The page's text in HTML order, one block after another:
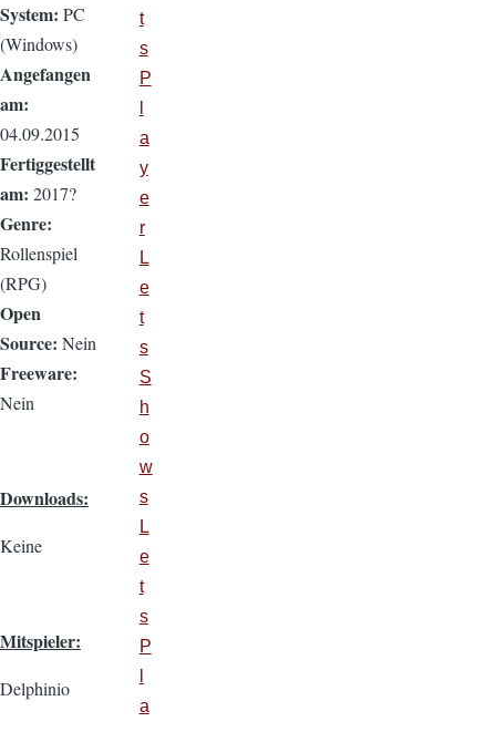
System: PC
(Windows)
Angefangen
am:
04.09.2015
Fertiggestellt
am: 2017?
Genre:
Rollenspiel
(RPG)
Open
Source: Nein
Freeware:
Nein
Downloads:
Keine
Mitspieler:
Delphinio
t
s
P
a
y
e
r
L
e
t
s
S
h
o
w
s
L
e
t
s
P
a